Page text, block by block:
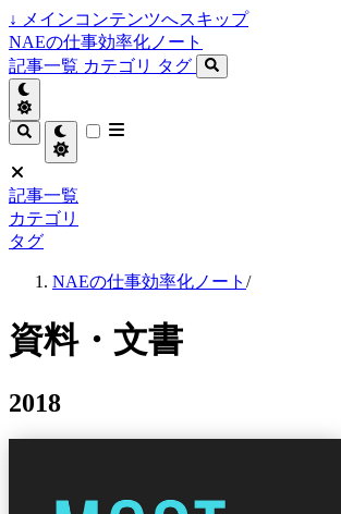
↓ メインコンテンツへスキップ
NAEの仕事効率化ノート
記事一覧 カテゴリ タグ
記事一覧
カテゴリ
タグ
NAEの仕事効率化ノート /
資料・文書
2018